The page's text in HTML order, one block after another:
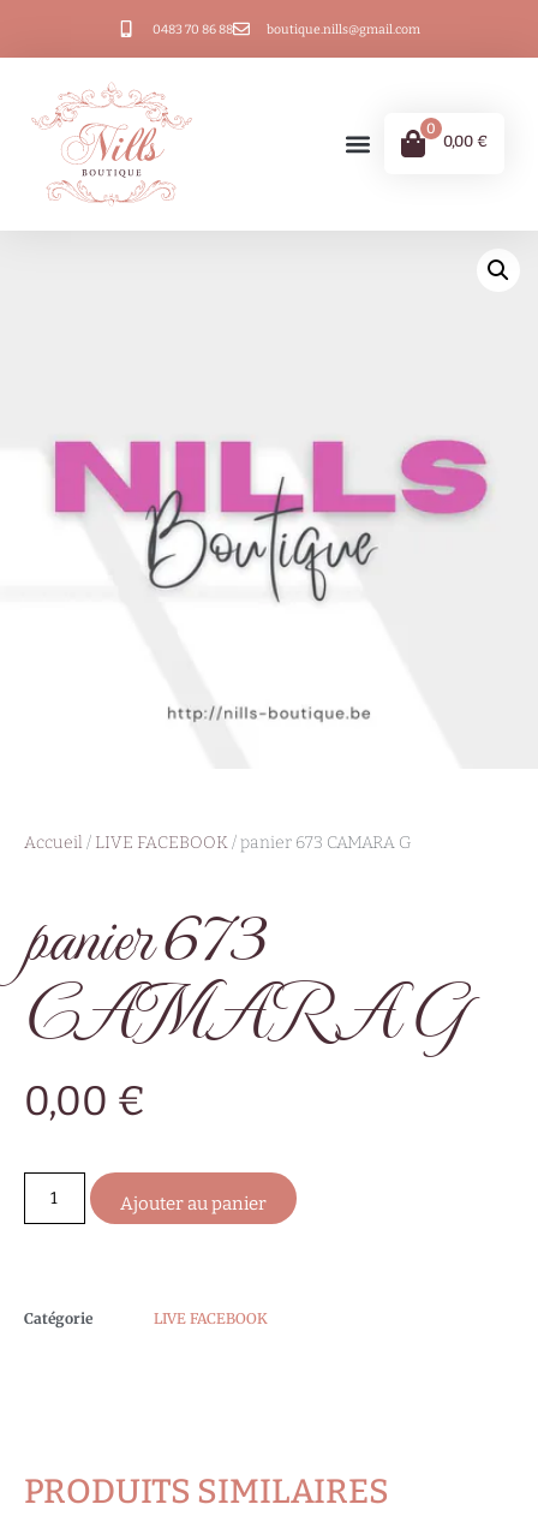
0483 70 86 88 boutique.nills@gmail.com
0
0,00 €
Accueil/ LIVE FACEBOOK/ panier 673 CAMARA G
panier 673
CAMARA G
0,00 €
Ajouter au panier
Catégorie LIVE FACEBOOK
PRODUITS SIMILAIRES